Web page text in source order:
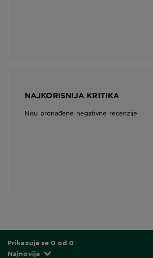
NAJKORISNIJA KRITIKA
Nisu pronađene negativne recenzije
Prikazuje se 0 od 0
Najnovije